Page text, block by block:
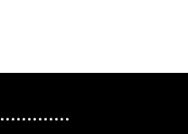
.............